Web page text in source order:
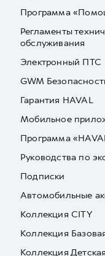
Программа
Регламенты
обслуживания
Электронный ПТС
GWM
Гарантия HAVAL
Мобильное
Программа
Руководства по
Подписки
Автомобильные
Коллекция CITY
Коллекция
Коллекция Детская